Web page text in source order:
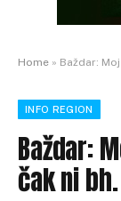
Home » Baždar:
INFO REGION
Baždar:
čak ni